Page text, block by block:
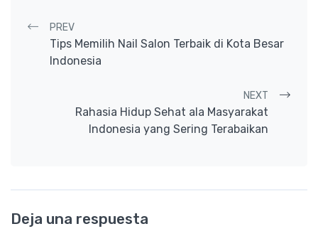
Post navigation
PREV
Tips Memilih Nail Salon Terbaik di Kota Besar
Indonesia
NEXT
Rahasia Hidup Sehat ala Masyarakat
Indonesia yang Sering Terabaikan
Deja una respuesta